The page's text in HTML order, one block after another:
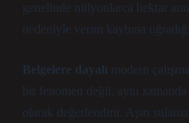
genelinde milyonlarca hektar
nedeniyle verim kaybına
Belgelere dayalı modern
bir fenomen değil, aynı
olarak değerlendirir. Aşırı